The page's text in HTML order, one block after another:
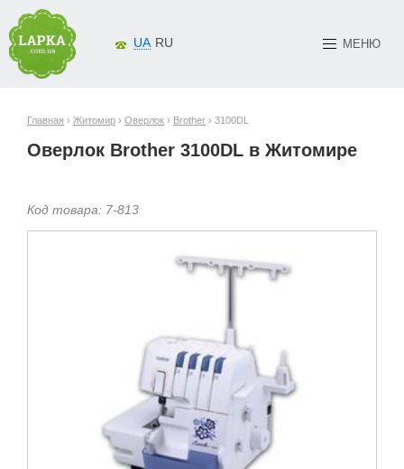
МЕНЮ
UA RU
Главная › Житомир › Оверлок › Brother › 3100DL
Оверлок Brother 3100DL в Житомире
Код товара: 7-813